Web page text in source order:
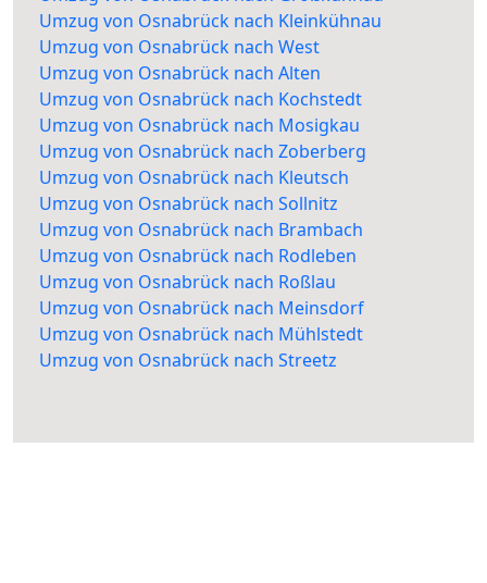
Umzug von Osnabrück nach Kleinkühnau
Umzug von Osnabrück nach West
Umzug von Osnabrück nach Alten
Umzug von Osnabrück nach Kochstedt
Umzug von Osnabrück nach Mosigkau
Umzug von Osnabrück nach Zoberberg
Umzug von Osnabrück nach Kleutsch
Umzug von Osnabrück nach Sollnitz
Umzug von Osnabrück nach Brambach
Umzug von Osnabrück nach Rodleben
Umzug von Osnabrück nach Roßlau
Umzug von Osnabrück nach Meinsdorf
Umzug von Osnabrück nach Mühlstedt
Umzug von Osnabrück nach Streetz